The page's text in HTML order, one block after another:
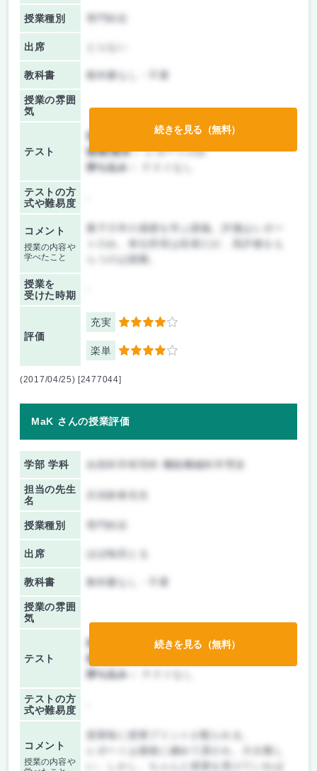
授業種別
出席
教科書 教科書なし・不要
授業の雰囲
気
テスト
前期/中間：
レポートのみ
後期/期末：レポートのみ
持ち込み：
テストの方
式や難易度
コメント
授業の内容や
学べたこと
量子力学の基礎を学ぶ講義。評価はレポー
トのみ。単位所得は容易だが、高評価をも
授業を
受けた時期
評価
充実 4
楽単 4
続きを見る（無料）
(2017/04/25) [2477044]
MaK さんの授業評価
学部 学科 自然科学研究科 機能機械科学専攻
担当の先生
名
兵頭政春先生
授業種別
出席 ほぼ毎回とる
教科書 教科書なし・不要
授業の雰囲
気
テスト
前期/中間：
レポートのみ
後期/期末：
持ち込み：
テストの方
式や難易度
コメント
授業の内容や
授業毎に授業プリントが配られる。
レポートは最後に纏めて課され、大分難し
続きを見る（無料）